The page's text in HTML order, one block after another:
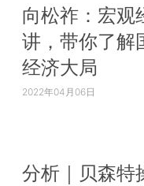
向松祚：宏观
讲，带你了解
经济大局
2022年04月06日
分析｜贝森特